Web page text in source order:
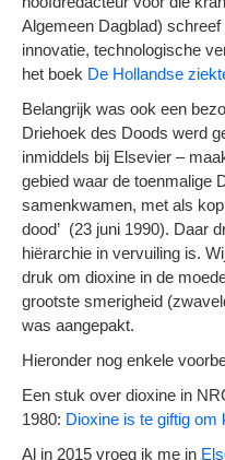
Algemeen Dagblad)
innovatie, technologische
het boek De Hollandse
Belangrijk was ook een
Driehoek des Doods werd
inmiddels bij Elsevier –
gebied waar de toenmalige
samenkwamen, met als kop
dood’ (23 juni 1990). Daar
hiërarchie in vervuiling is.
druk om dioxine in de
grootste smerigheid
was aangepakt.
Hieronder nog enkele
Een stuk over dioxine in
1980: Dioxine is te giftig
Al in 2015 vroeg ik me in